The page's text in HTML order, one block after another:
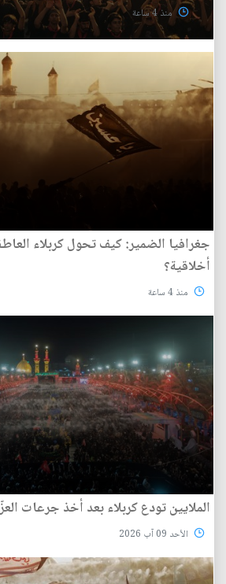
منذ 4 ساعة
جغرافيا الضمير: كيف تحول كربلاء
أخلاقية؟
منذ 4 ساعة
الملايين تودع كربلاء بعد أخذ جرعات
الأحد 09 آب 2026